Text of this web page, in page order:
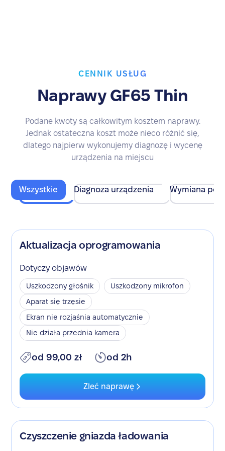
CENNIK USŁUG
Naprawy GF65 Thin
Podane kwoty są całkowitym kosztem naprawy.
Jednak ostateczna koszt może nieco różnić się,
dlatego najpierw wykonujemy diagnozę i wycenę
urządzenia na miejscu
Wszystkie Diagnoza urządzenia Wymiana
Aktualizacja oprogramowania
Dotyczy objawów
Uszkodzony głośnik
Uszkodzony mikrofon
Aparat się trzęsie
Ekran nie rozjaśnia automatycznie
Nie działa przednia kamera
od 99,00 zł od 2h
Zleć naprawę
Czyszczenie gniazda ładowania